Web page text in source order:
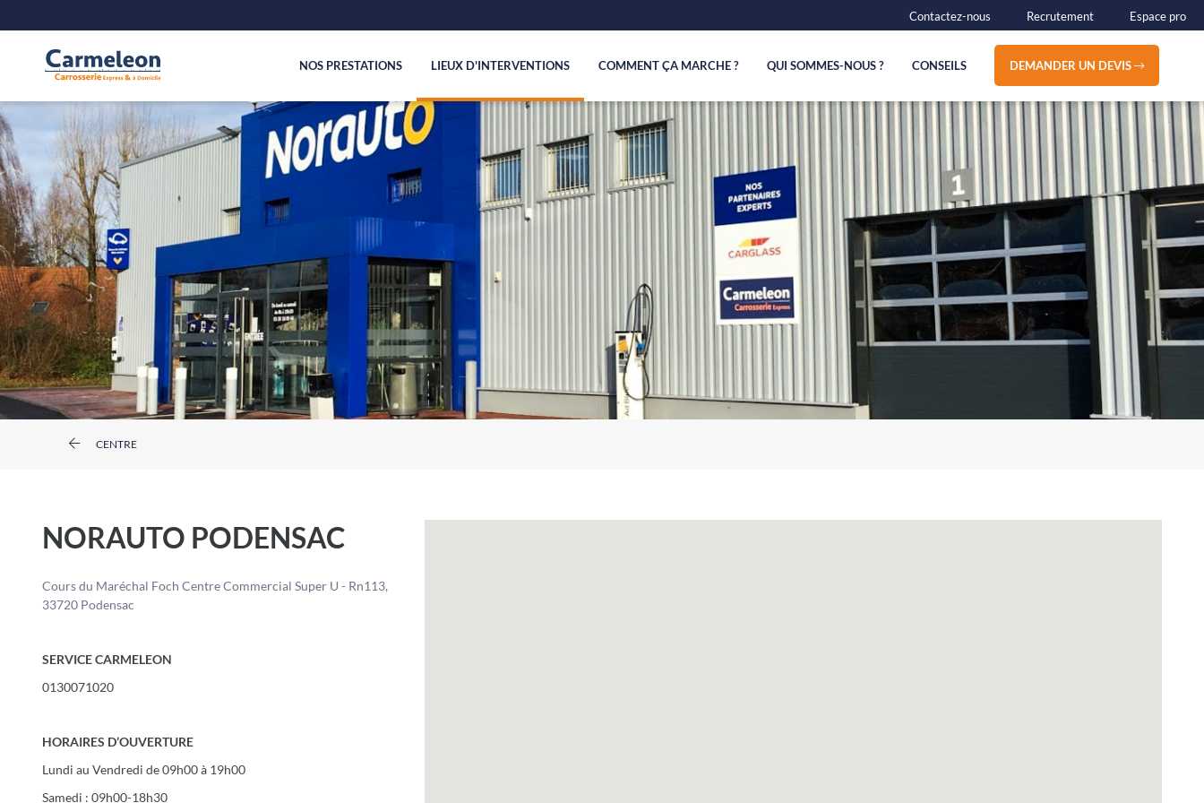
Contactez-nous Recrutement Espace pro
NOS PRESTATIONS LIEUX D'INTERVENTIONS COMMENT ÇA MARCHE ? QUI SOMMES-NOUS ? CONSEILS DEMANDER UN DEVIS
CENTRE
NORAUTO PODENSAC
Cours du Maréchal Foch Centre Commercial Super U - Rn113,
33720 Podensac
SERVICE CARMELEON
0130071020
HORAIRES D’OUVERTURE
Lundi au Vendredi de 09h00 à 19h00
Samedi : 09h00-18h30